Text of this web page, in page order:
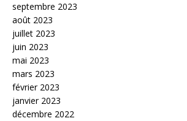
septembre 2023
août 2023
juillet 2023
juin 2023
mai 2023
mars 2023
février 2023
janvier 2023
décembre 2022